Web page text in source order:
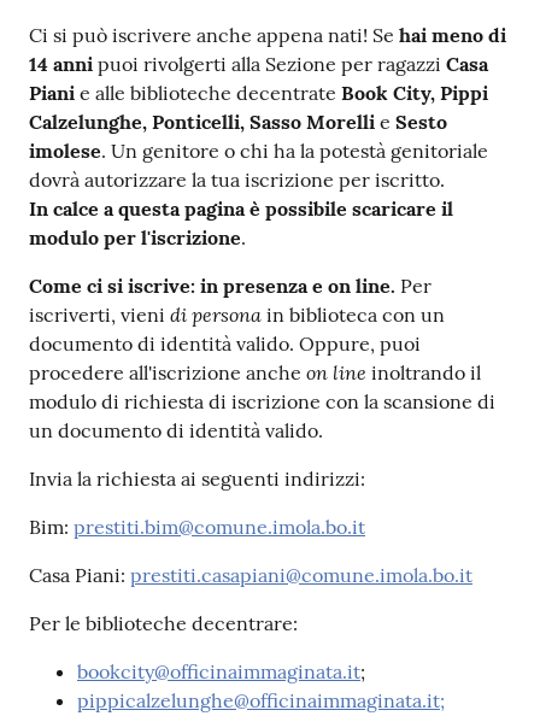
Catalogo
on line
Eventi
Chiedi al
Orari
Ci si può iscrivere anche appena nati! Se hai meno di
14 anni puoi rivolgerti alla Sezione per ragazzi Casa
Piani e alle biblioteche decentrate Book City, Pippi
Calzelunghe, Ponticelli, Sasso Morelli e Sesto
imolese. Un genitore o chi ha la potestà genitoriale
dovrà autorizzare la tua iscrizione per iscritto.
In calce a questa pagina è possibile scaricare il
modulo per l'iscrizione.
Come ci si iscrive: in presenza e on line. Per
iscriverti, vieni di persona in biblioteca con un
documento di identità valido. Oppure, puoi
procedere all'iscrizione anche on line inoltrando il
modulo di richiesta di iscrizione con la scansione di
un documento di identità valido.
Invia la richiesta ai seguenti indirizzi:
Bim: prestiti.bim@comune.imola.bo.it
Casa Piani: prestiti.casapiani@comune.imola.bo.it
Per le biblioteche decentrare:
bookcity@officinaimmaginata.it;
pippicalzelunghe@officinaimmaginata.it;